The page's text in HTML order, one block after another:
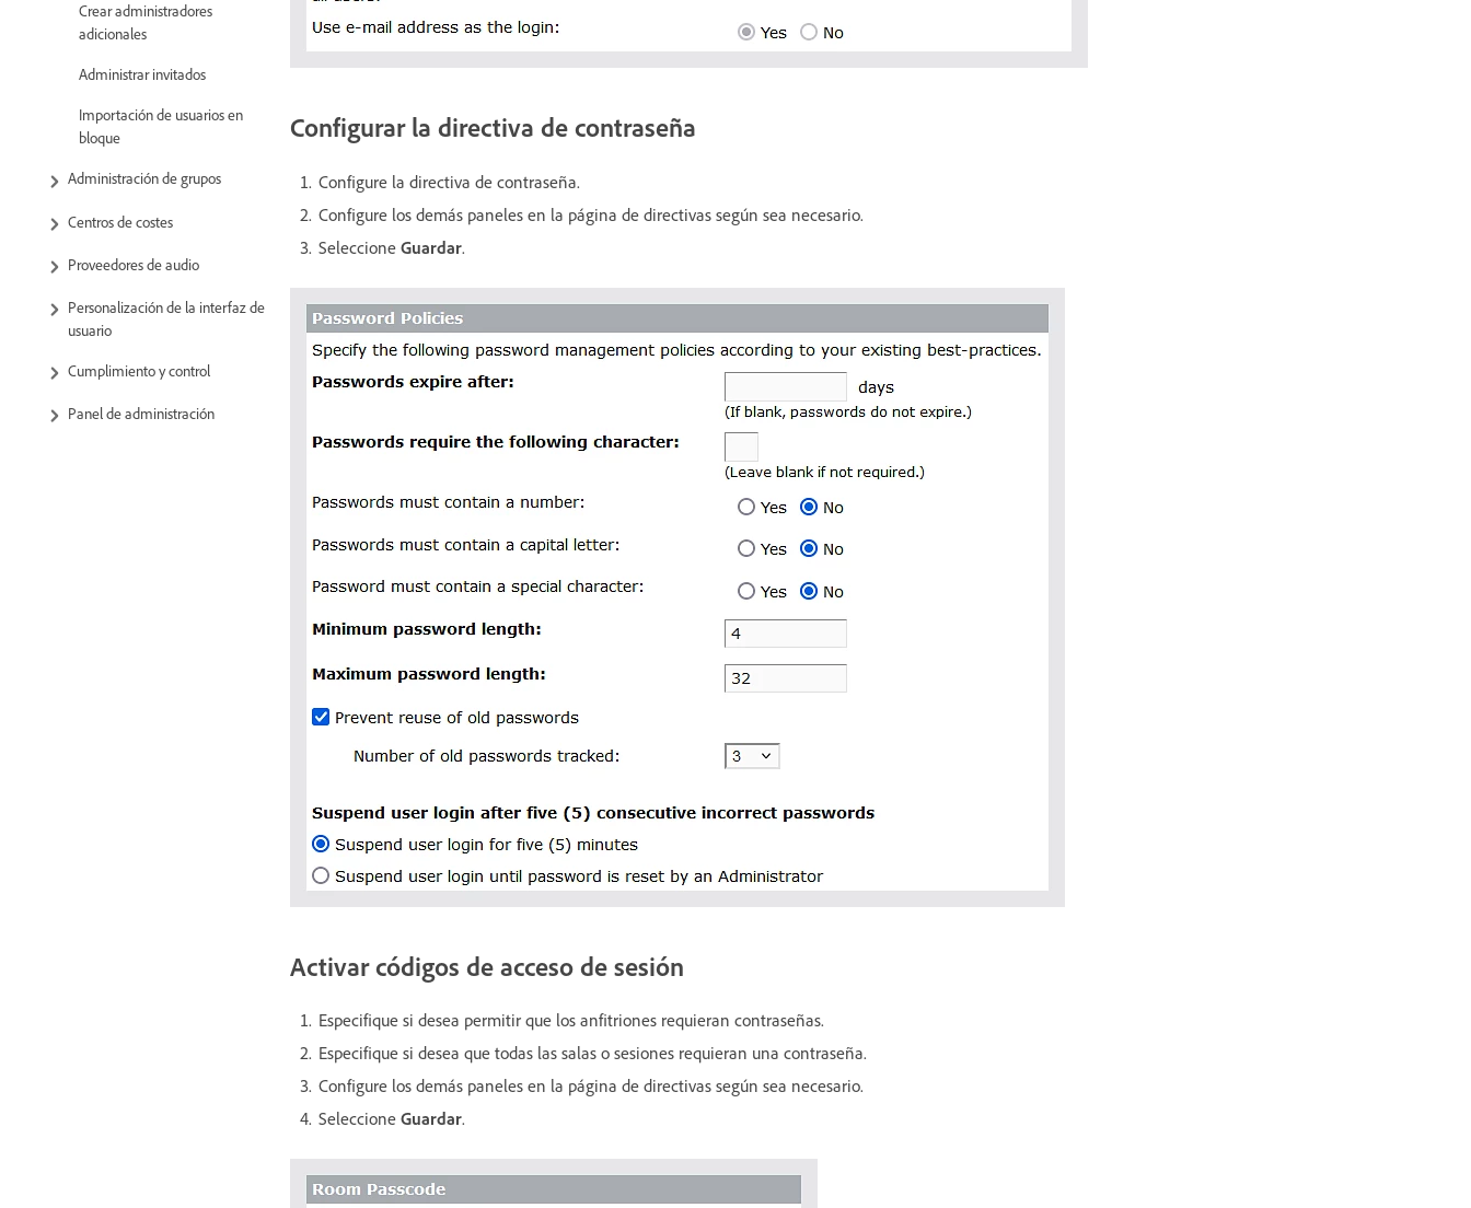
Crear administradores
adicionales
Administrar invitados
Importación de usuarios en
bloque
Administración de grupos
Centros de costes
Proveedores de audio
Personalización de la interfaz de
usuario
Cumplimiento y control
Panel de administración
Configurar la directiva de contraseña
Configure la directiva de contraseña.
Configure los demás paneles en la página de directivas según sea necesario.
Seleccione Guardar.
Activar códigos de acceso de sesión
Especifique si desea permitir que los anfitriones requieran contraseñas.
Especifique si desea que todas las salas o sesiones requieran una contraseña.
Configure los demás paneles en la página de directivas según sea necesario.
Seleccione Guardar.